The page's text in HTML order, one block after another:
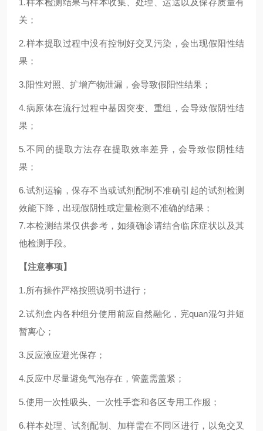
1.样本检测结果与样本收集、处理、运送以及保存质量有
关；
2.样本提取过程中没有控制好交叉污染，会出现假阳性结
果；
3.阳性对照、扩增产物泄漏，会导致假阳性结果；
4.病原体在流行过程中基因突变、重组，会导致假阴性结
果；
5.不同的提取方法存在提取效率差异，会导致假阴性结
果；
6.试剂运输，保存不当或试剂配制不准确引起的试剂检测
效能下降，出现假阴性或定量检测不准确的结果；
7.本检测结果仅供参考，如须确诊请结合临床症状以及其
他检测手段。
【注意事项】
1.所有操作严格按照说明书进行；
2.试剂盒内各种组分使用前应自然融化，完quan混匀并短
暂离心；
3.反应液应避光保存；
4.反应中尽量避免气泡存在，管盖需盖紧；
5.使用一次性吸头、一次性手套和各区专用工作服；
6.样本处理、试剂配制、加样需在不同区进行，以免交叉